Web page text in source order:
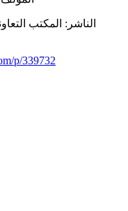
الناشر: المكتب
p/339732